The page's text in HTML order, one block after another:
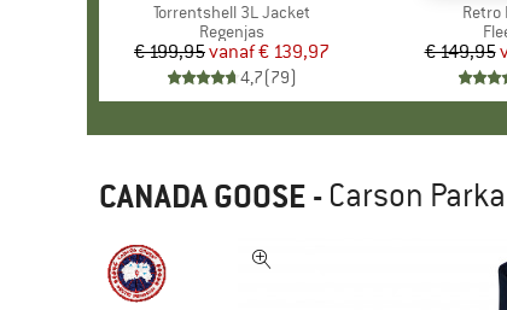
Artikel
Torrentshell 3L Jacket
Productgroep
Regenjas
Prijs
€ 199,95 Verlaagde prijs
vanaf€ 139,97
4,7(79)
Artikel
Retro
€ 149,95
CANADA GOOSE - Carson